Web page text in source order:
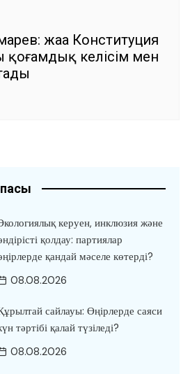
жаңа Конституция
қоғамдық келісім мен
керуен, инклюзия және
қолдау: партиялар
қандай мәселе көтерді?
08.08.2026
сайлауы: Өңірлерде саяси
тәртібі қалай түзіледі?
08.08.2026